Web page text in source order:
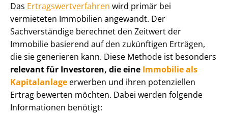
Das Er­trags­wert­ver­fah­ren wird primär bei
vermieteten Immobilien angewandt. Der
Sachverständige berechnet den Zeitwert der
Immobilie basierend auf den zukünftigen Erträgen,
die sie generieren kann. Diese Methode ist besonders
relevant für Investoren, die eine Immobilie als
Kapitalanlage erwerben und ihren potenziellen
Ertrag bewerten möchten. Dabei werden folgende
Informationen benötigt: